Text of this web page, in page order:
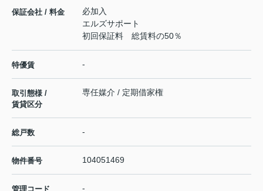
保証会社 / 料金
必加入
エルズサポート
初回保証料 総賃料の50％
特優賃 -
取引態様 /
賃貸区分
専任媒介 / 定期借家権
総戸数 -
物件番号 104051469
管理コード -